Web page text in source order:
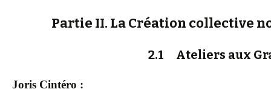
Partie II. La Création collective
2.1 Ateliers aux
Joris Cintéro :